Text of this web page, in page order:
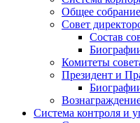
Общее
Совет
Состав
Комитеты
Президент и
Система контроля и